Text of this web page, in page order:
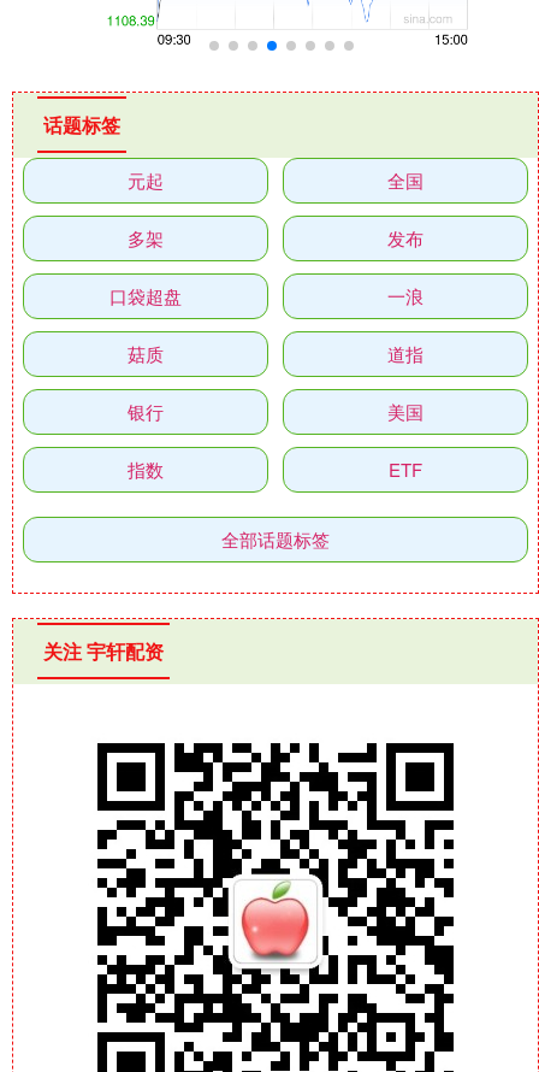
话题标签
元起 全国
多架 发布
口袋超盘 一浪
菇质 道指
银行 美国
指数 ETF
全部话题标签
关注 宇轩配资